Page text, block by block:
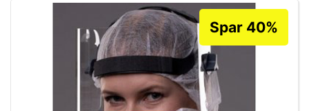
Spar 40%